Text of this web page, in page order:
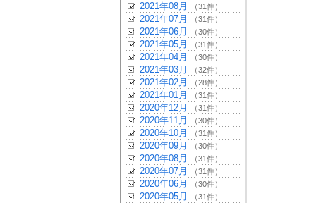
2021年08月 （31件）
2021年07月 （31件）
2021年06月 （30件）
2021年05月 （31件）
2021年04月 （30件）
2021年03月 （32件）
2021年02月 （28件）
2021年01月 （31件）
2020年12月 （31件）
2020年11月 （30件）
2020年10月 （31件）
2020年09月 （30件）
2020年08月 （31件）
2020年07月 （31件）
2020年06月 （30件）
2020年05月 （31件）